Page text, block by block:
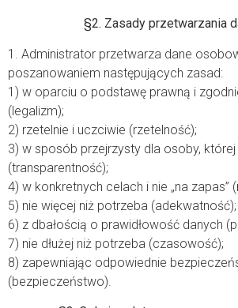
§2. Zasady przetwarzania
1. Administrator przetwarza dane
poszanowaniem następujących zasad:
1) w oparciu o podstawę prawną i
(legalizm);
2) rzetelnie i uczciwie (rzetelność);
3) w sposób przejrzysty dla osoby,
(transparentność);
4) w konkretnych celach i nie „na zapas”
5) nie więcej niż potrzeba (adekwatność);
6) z dbałością o prawidłowość danych
7) nie dłużej niż potrzeba (czasowość);
8) zapewniając odpowiednie
(bezpieczeństwo).